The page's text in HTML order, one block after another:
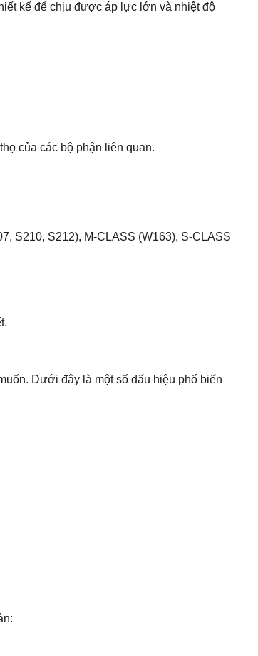
kế để chịu được áp lực lớn và nhiệt độ
của các bộ phận liên quan.
S210, S212), M-CLASS (W163), S-CLASS
Dưới đây là một số dấu hiệu phổ biến